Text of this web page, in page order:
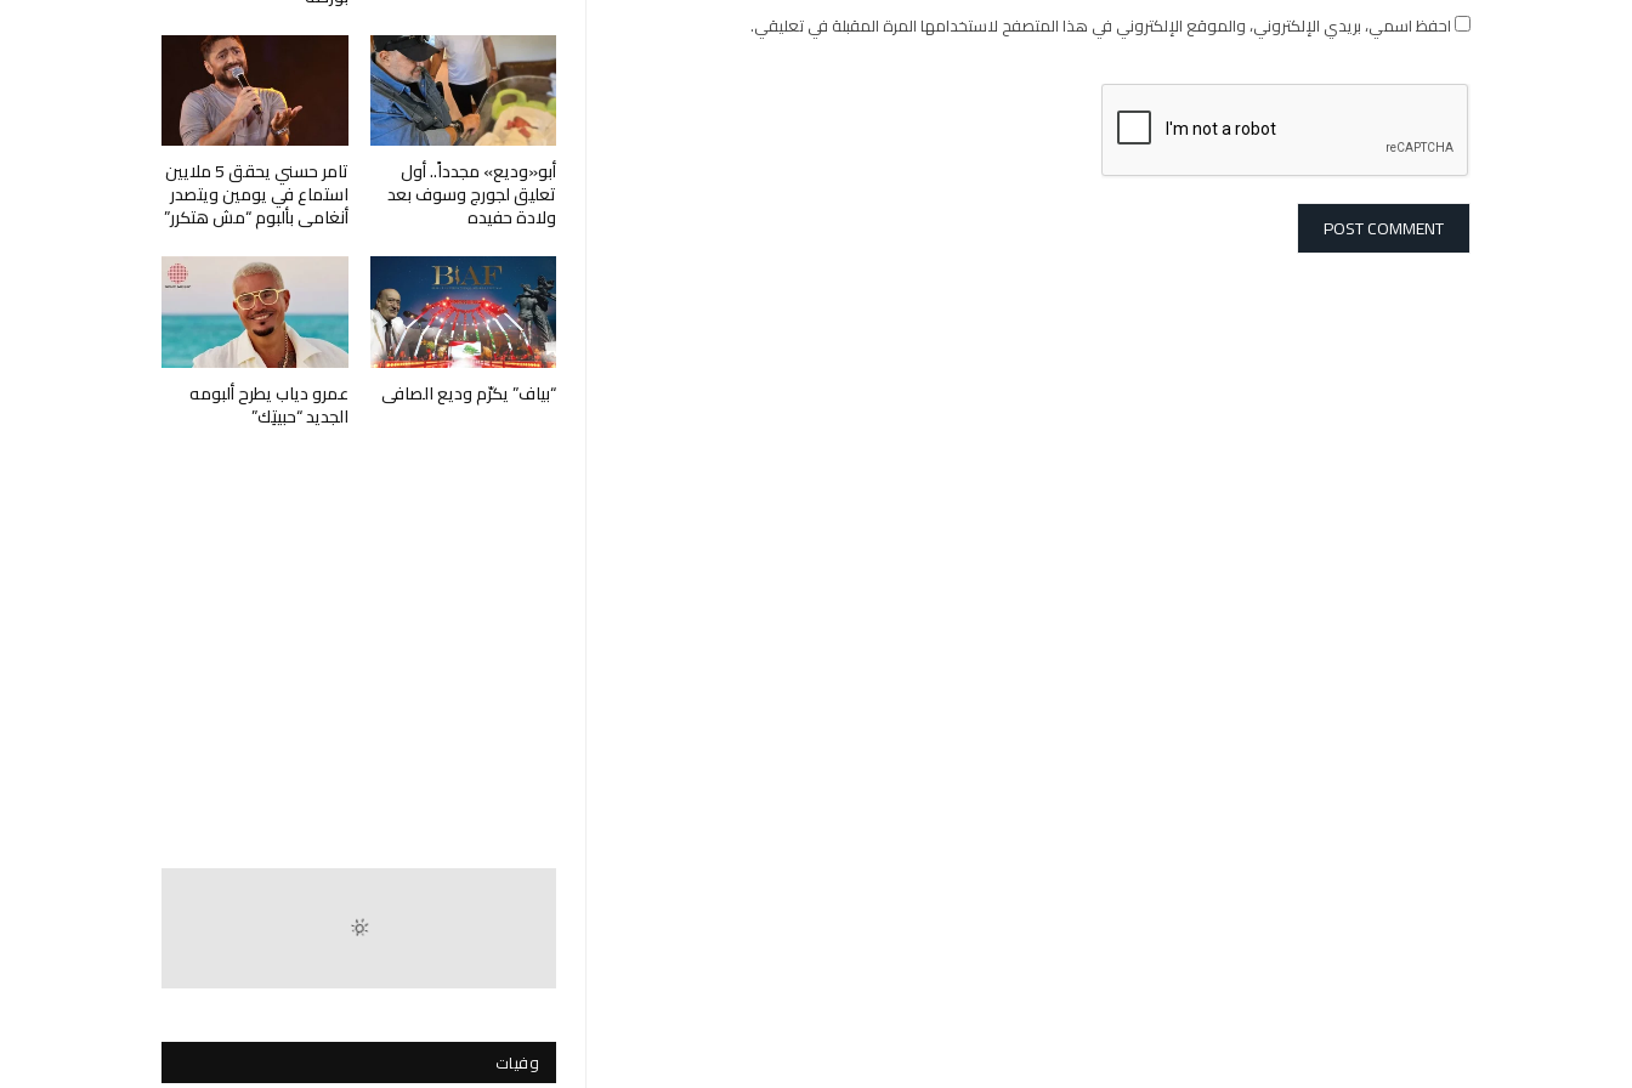
احفظ اسمي، بريدي الإلكتروني، والموقع الإلكتروني في هذا المتصفح لاستخدامها المرة المقبلة في تعليقي.
أبو«وديع» مجدداً.. أول
تعليق لجورج وسوف بعد
ولادة حفيده
تامر حسني يحقق 5 ملايين
استماع في يومين ويتصدر
أنغامي بألبوم “مش هتكرر”
“بياف” يكرّم وديع الصافي عمرو دياب يطرح ألبومه
الجديد “حبيتِك”
وفيات